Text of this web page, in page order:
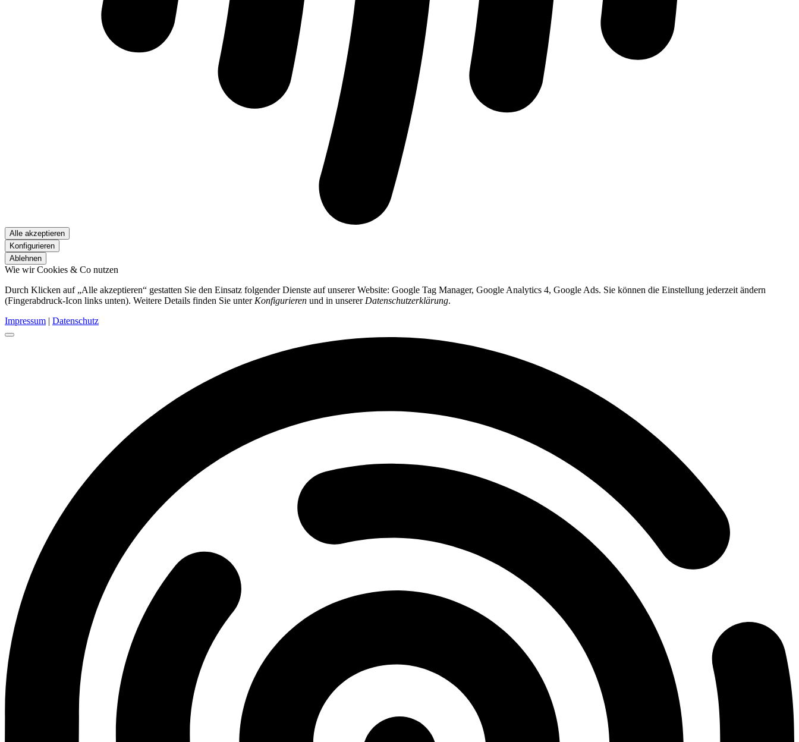
Alle akzeptieren
Konfigurieren
Ablehnen
Wie wir Cookies & Co nutzen
Durch Klicken auf „Alle akzeptieren“ gestatten Sie den Einsatz folgender Dienste auf unserer Website: Google Tag Manager, Google Analytics 4, Google Ads. Sie können die Einstellung jederzeit ändern
(Fingerabdruck-Icon links unten). Weitere Details finden Sie unter Konfigurieren und in unserer Datenschutzerklärung.
Impressum | Datenschutz